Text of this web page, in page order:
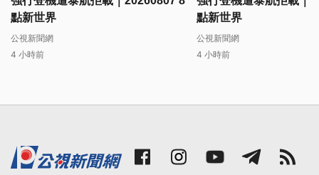
點新世界
公視新聞網
4 小時前
點新世界
公視新聞網
4 小時前